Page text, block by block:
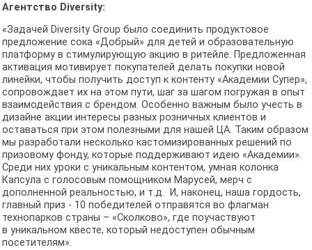
Агентство Diversity:
«Задачей Diversity Group было соединить продуктовое
предложение сока «Добрый» для детей и образовательную
платформу в стимулирующую акцию в ритейле. Предложенная
активация мотивирует покупателей делать покупки новой
линейки, чтобы получить доступ к контенту «Академии Супер»,
сопровождает их на этом пути, шаг за шагом погружая в опыт
взаимодействия с брендом. Особенно важным было учесть в
дизайне акции интересы разных розничных клиентов и
оставаться при этом полезными для нашей ЦА. Таким образом
мы разработали несколько кастомизированных решений по
призовому фонду, которые поддерживают идею «Академии».
Среди них уроки с уникальным контентом, умная колонка
Капсула с голосовым помощником Марусей, мерч с
дополненной реальностью, и т.д. И, наконец, наша гордость,
главный приз - 10 победителей отправятся во флагман
технопарков страны – «Сколково», где поучаствуют
в уникальном квесте, который недоступен обычным
посетителям».